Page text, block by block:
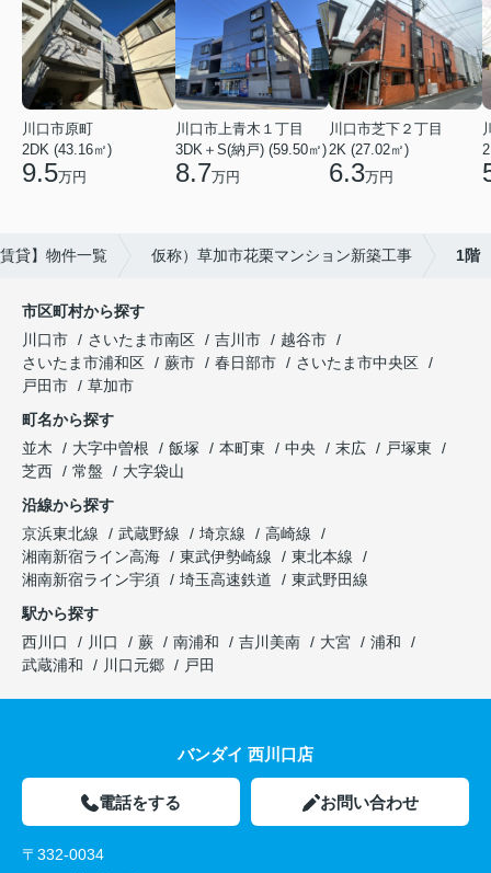
川口市原町
2DK (43.16㎡)
9.5万円
川口市上青木１丁目
3DK＋S(納戸) (59.50㎡)
8.7万円
川口市芝下２丁目
2K (27.02㎡)
6.3万円
貸】物件一覧 仮称）草加市花栗マンション新築工事 1階
市区町村から探す
川口市
さいたま市南区 吉川市
越谷市
さいたま市浦和区
蕨市 春日部市
さいたま市中央区
戸田市
草加市
町名から探す
並木
大字中曽根 飯塚 本町東 中央 末広
戸塚東
芝西
常盤
大字袋山
沿線から探す
京浜東北線
武蔵野線 埼京線
高崎線
湘南新宿ライン高海
東武伊勢崎線
東北本線
湘南新宿ライン宇須
埼玉高速鉄道
東武野田線
駅から探す
西川口
川口 蕨 南浦和 吉川美南 大宮
浦和
武蔵浦和
川口元郷 戸田
バンダイ 西川口店
電話をする お問い合わせ
〒332-0034